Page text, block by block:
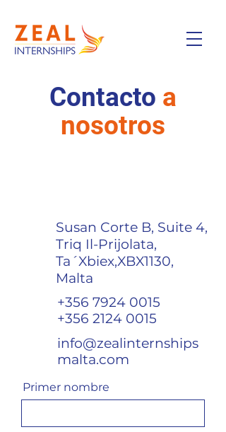
Contacto a
nosotros
Susan Corte B, Suite 4,
Triq Il-Prijolata,
Ta´Xbiex,XBX1130,
Malta
+356 7924 0015
+356 2124 0015
info@zealinternships
malta.com
Primer nombre